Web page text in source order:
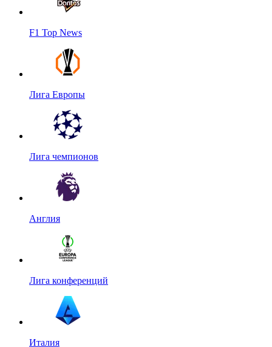
F1 Top News
Лига Европы
Лига чемпионов
Англия
Лига конференций
Италия